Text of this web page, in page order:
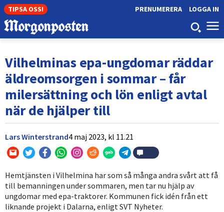
TIPSA OSS! LOGGA IN
PRENUMERERA
Vilhelminas epa-ungdomar räddar
äldreomsorgen i sommar – får
milersättning och lön enligt avtal
när de hjälper till
Lars Winterstrand4 maj 2023, kl 11.21
Hemtjänsten i Vilhelmina har som så många andra svårt att få
till bemanningen under sommaren, men tar nu hjälp av
ungdomar med epa-traktorer. Kommunen fick idén från ett
liknande projekt i Dalarna, enligt SVT Nyheter.